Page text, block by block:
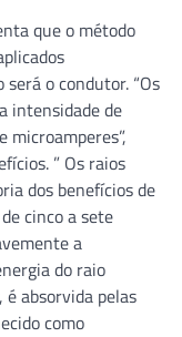
que o método
o condutor. “Os
intensidade de
” Os raios
dos benefícios de
cinco a sete
a
do raio
absorvida pelas
como